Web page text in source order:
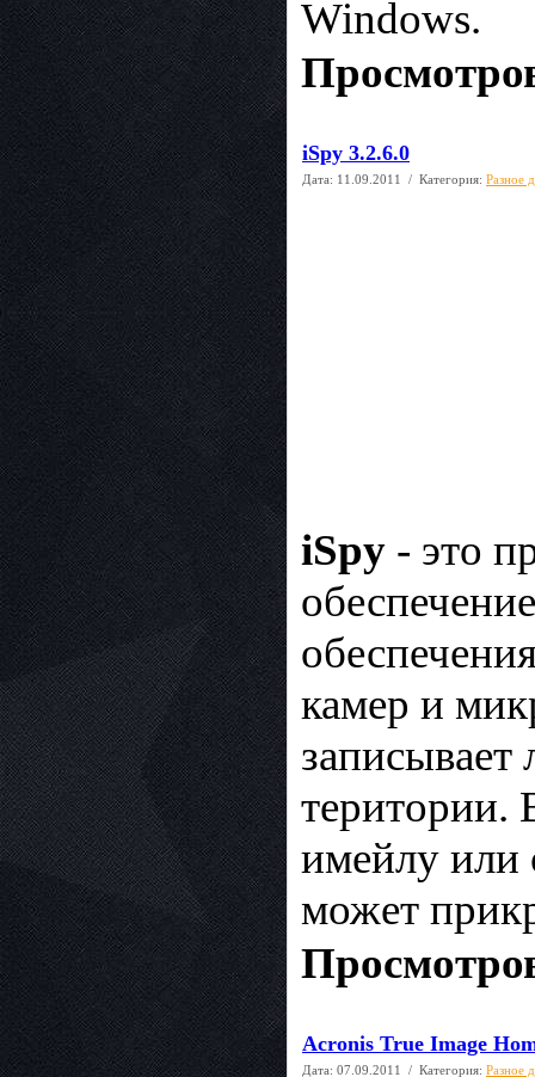
Windows.
iSpy 3.2.6.0
Дата: 11.09.2011 / Категория: Разное
iSpy - это
камер и
територии.
имейлу
может
Acronis True Image
Дата: 07.09.2011 / Категория: Разное